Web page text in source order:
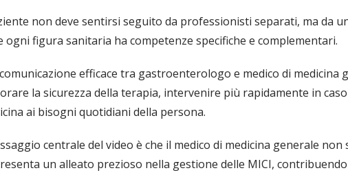
non deve sentirsi seguito da professionisti separati, ma da
ogni figura sanitaria ha competenze specifiche e complementari.
efficace tra gastroenterologo e medico di
la sicurezza della terapia, intervenire più rapidamente in
ai bisogni quotidiani della persona.
centrale del video è che il medico di medicina generale
un alleato prezioso nella gestione delle MICI,